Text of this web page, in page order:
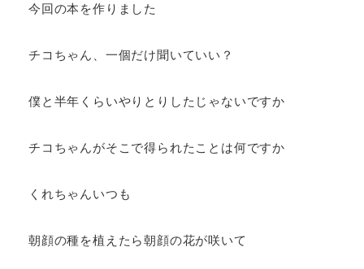
今回の本を作りました
チコちゃん、一個だけ聞いていい？
僕と半年くらいやりとりしたじゃないですか
チコちゃんがそこで得られたことは何ですか
くれちゃんいつも
朝顔の種を植えたら朝顔の花が咲いて